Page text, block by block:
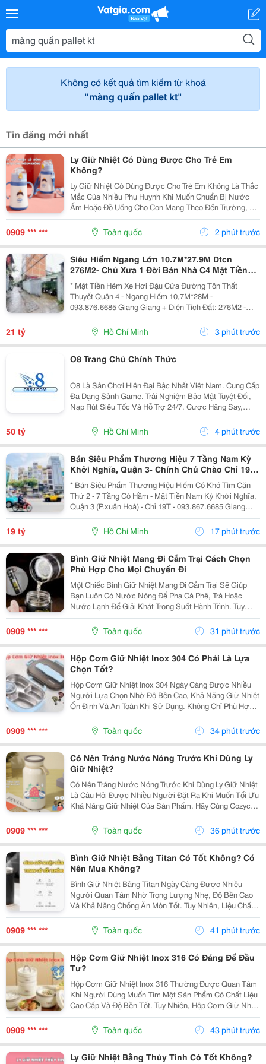
Không có kết quả tìm kiếm từ khoá
"màng quấn pallet kt"
Tin đăng mới nhất
Ly Giữ Nhiệt Có Dùng Được Cho Trẻ Em
Không?
Ly Giữ Nhiệt Có Dùng Được Cho Trẻ Em Không Là Thắc
Mắc Của Nhiều Phụ Huynh Khi Muốn Chuẩn Bị Nước
Ấm Hoặc Đồ Uống Cho Con Mang Theo Đến Trường, Đi
Chơi Hoặc Tham Gia Các Hoạt Động Ngoài Trời. Thực
Tế, Trẻ Em Hoàn Toàn Có Thể Sử Dụng Ly Giữ Nhiệt
0909 *** *** Toàn quốc 2 phút trước
Siêu Hiếm Ngang Lớn 10.7M*27.9M Dtcn
276M2- Chủ Xưa 1 Đời Bán Nhà C4 Mặt Tiền
Hxh 8M Đ.tôn Thất Thuyết, Quận 4- Chỉ 21T-
Giang Giang
* Mặt Tiền Hẻm Xe Hơi Đậu Cửa Đường Tôn Thất
Thuyết Quận 4 - Ngang Hiếm 10,7M*28M -
093.876.6685 Giang Giang + Diện Tích Đất: 276M2 -
Ngang 9,4M Nở Hậu 10,7M * 27,9M. + Phù Hợp Chủ
Mới Xây Vp Công Ty, Căn Hộ Dịch Vụ Cao Cấp, &Hellip;.
+ Cách Mặt...
21 tỷ Hồ Chí Minh 3 phút trước
O8 Trang Chủ Chính Thức
O8 Là Sân Chơi Hiện Đại Bậc Nhất Việt Nam. Cung Cấp
Đa Dạng Sảnh Game. Trải Nghiệm Bảo Mật Tuyệt Đối,
Nạp Rút Siêu Tốc Và Hỗ Trợ 24/7. Cược Hăng Say,
Nhận Ngay 88K! Địa Chỉ: 122 Nguyễn Oanh, Gò Vấp, Hồ
Chí Minh, Việt Nam Phone: 0938472819 ...
50 tỷ Hồ Chí Minh 4 phút trước
Bán Siêu Phẩm Thương Hiệu 7 Tầng Nam Kỳ
Khởi Nghĩa, Quận 3- Chính Chủ Chào Chỉ 19T-
Khu Vip Nhất Hiếm Nhà Bán
* Bán Siêu Phẩm Thương Hiệu Hiếm Có Khó Tìm Căn
Thứ 2 - 7 Tầng Có Hầm - Mặt Tiền Nam Kỳ Khởi Nghĩa,
Quận 3 (P.xuân Hoà) - Chỉ 19T - 093.867.6685 Giang
Giang + Diện Tích: 38M2 - Ngang 3,1M*12,5M. + Kết
Cấu: 1 Hầm - 1 Trệt - 5 Tầng Sân Thượng. + Vị...
19 tỷ Hồ Chí Minh 17 phút trước
Bình Giữ Nhiệt Mang Đi Cắm Trại Cách Chọn
Phù Hợp Cho Mọi Chuyến Đi
Một Chiếc Bình Giữ Nhiệt Mang Đi Cắm Trại Sẽ Giúp
Bạn Luôn Có Nước Nóng Để Pha Cà Phê, Trà Hoặc
Nước Lạnh Để Giải Khát Trong Suốt Hành Trình. Tuy
Nhiên, Không Phải Mẫu Bình Nào Cũng Phù Hợp Với
Các Hoạt Động Ngoài Trời. Để Lựa Chọn Sản Phẩm Đáp
0909 *** *** Toàn quốc 31 phút trước
Hộp Cơm Giữ Nhiệt Inox 304 Có Phải Là Lựa
Chọn Tốt?
Hộp Cơm Giữ Nhiệt Inox 304 Ngày Càng Được Nhiều
Người Lựa Chọn Nhờ Độ Bền Cao, Khả Năng Giữ Nhiệt
Ổn Định Và An Toàn Khi Sử Dụng. Không Chỉ Phù Hợp
Với Người Đi Làm, Sản Phẩm Còn Đáp Ứng Tốt Nhu
Cầu Mang Cơm Đi Học Hay Chuẩn Bị Bữa Ăn Cho Cả
0909 *** *** Toàn quốc 34 phút trước
Có Nên Tráng Nước Nóng Trước Khi Dùng Ly
Giữ Nhiệt?
Có Nên Tráng Nước Nóng Trước Khi Dùng Ly Giữ Nhiệt
Là Câu Hỏi Được Nhiều Người Đặt Ra Khi Muốn Tối Ưu
Khả Năng Giữ Nhiệt Của Sản Phẩm. Hãy Cùng Cozycup
Tìm Hiểu Chi Tiết Trong Bài Viết Dưới Đây Để Sử Dụng
Ly Giữ Nhiệt Hiệu Quả Và Bền Lâu Hơn. 1. Có...
0909 *** *** Toàn quốc 36 phút trước
Bình Giữ Nhiệt Bằng Titan Có Tốt Không? Có
Nên Mua Không?
Bình Giữ Nhiệt Bằng Titan Ngày Càng Được Nhiều
Người Quan Tâm Nhờ Trọng Lượng Nhẹ, Độ Bền Cao
Và Khả Năng Chống Ăn Mòn Tốt. Tuy Nhiên, Liệu Chất
Liệu Titan Có Thực Sự Vượt Trội So Với Inox 304 Hoặc
Inox 316? Bài Viết Dưới Đây Sẽ Giúp Bạn Hiểu Rõ
0909 *** *** Toàn quốc 41 phút trước
Hộp Cơm Giữ Nhiệt Inox 316 Có Đáng Để Đầu
Tư?
Hộp Cơm Giữ Nhiệt Inox 316 Thường Được Quan Tâm
Khi Người Dùng Muốn Tìm Một Sản Phẩm Có Chất Liệu
Cao Cấp Và Độ Bền Tốt. Tuy Nhiên, Hộp Cơm Giữ Nhiệt
Inox 316 Có Thực Sự Cần Thiết Hay Không Còn Phụ
Thuộc Vào Nhu Cầu Sử Dụng Của Mỗi Người. Cùng
0909 *** *** Toàn quốc 43 phút trước
Ly Giữ Nhiệt Bằng Thủy Tinh Có Tốt Không?